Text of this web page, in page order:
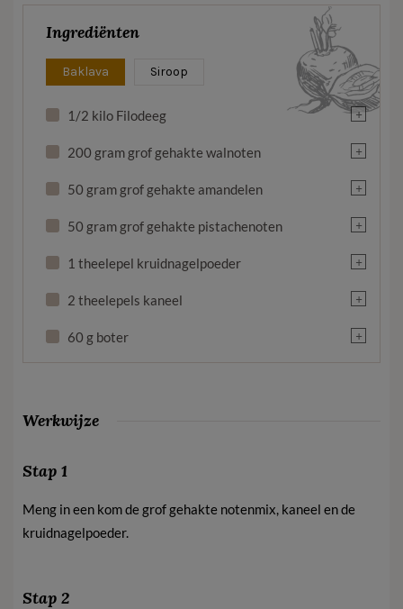
Ingrediënten
Baklava Siroop
+
1/2 kilo Filodeeg
+
200 gram grof gehakte walnoten
+
50 gram grof gehakte amandelen
+
50 gram grof gehakte pistachenoten
+
1 theelepel kruidnagelpoeder
+
2 theelepels kaneel
+
60 g boter
Werkwijze
Stap 1
Meng in een kom de grof gehakte notenmix, kaneel en de
kruidnagelpoeder.
Stap 2